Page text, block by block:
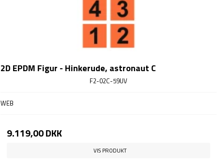
2D EPDM Figur - Hinkerude, astronaut C
F2-02C-59UV
WEB
9.119,00 DKK
VIS PRODUKT